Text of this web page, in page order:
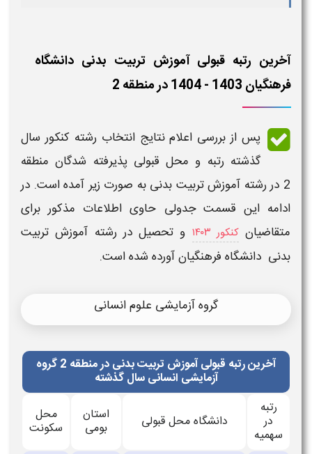
آخرین رتبه قبولی آموزش تربیت بدنی دانشگاه
فرهنگیان 1403 - 1404 در منطقه 2
پس از بررسی اعلام نتایج انتخاب رشته کنکور سال
گذشته رتبه و محل قبولیپذیرفته شدگان منطقه
2 در رشته
آموزش تربیت بدنی به صورت زیر آمده است. در
ادامه این قسمت جدولی حاوی اطلاعات مذکور برای
متقاضیانکنکور ۱۴۰۳ و تحصیل در رشته آموزش تربیت
بدنی دانشگاه فرهنگیانآورده شده است.
گروه آزمایشی علوم انسانی
آخرین رتبه قبولی آموزش تربیت بدنی در منطقه 2 گروه
آزمایشی انسانی سال گذشته
رتبه
در
سهمیه
دانشگاه محل قبولی استان
بومی
محل
سکونت